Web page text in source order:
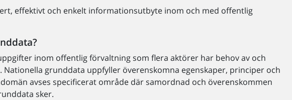
effektivt och enkelt informationsutbyte inom och med offentlig
inom offentlig förvaltning som flera aktörer har behov av och
Nationella grunddata uppfyller överenskomna egenskaper, principer och
avses specificerat område där samordnad och överenskommen
sker.